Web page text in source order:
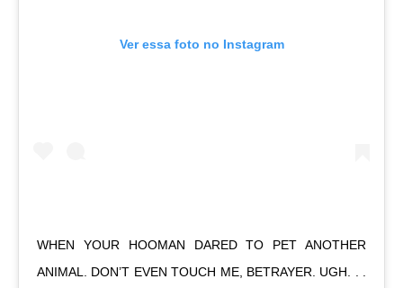
Ver essa foto no Instagram
WHEN YOUR HOOMAN DARED TO PET ANOTHER
ANIMAL. DON’T EVEN TOUCH ME, BETRAYER. UGH. . .